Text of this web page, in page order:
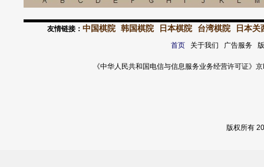
友情链接： 中国棋院 韩国棋院 日本棋院 台湾棋院 日本关
首页关于我们 广告服务
《中华人民共和国电信与信息服务业务经营许可证
版权所有